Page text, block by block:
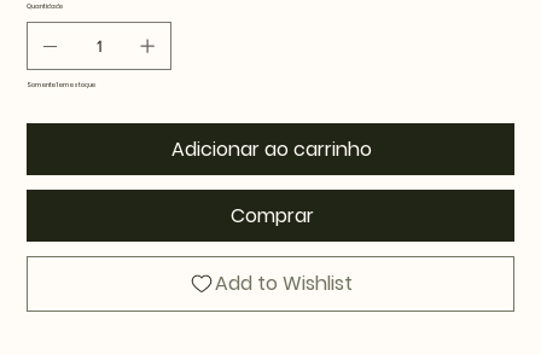
Quantidade
Somente 1 em estoque
Adicionar ao carrinho
Comprar
Add to Wishlist